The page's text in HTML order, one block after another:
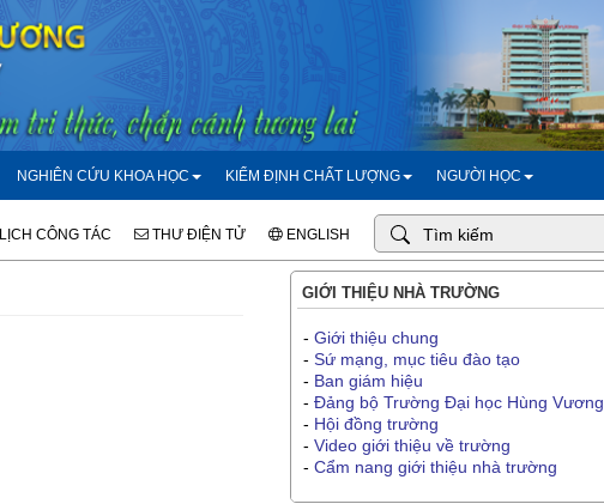
NGHIÊN CỨU KHOA HỌC KIỂM ĐỊNH CHẤT LƯỢNG NGƯỜI HỌC
LỊCH CÔNG TÁC THƯ ĐIỆN TỬ ENGLISH
GIỚI THIỆU NHÀ TRƯỜNG
- Giới thiệu chung
- Sứ mạng, mục tiêu đào tạo
- Ban giám hiệu
- Đảng bộ Trường Đại học Hùng Vương
- Hội đồng trường
- Video giới thiệu về trường
- Cẩm nang giới thiệu nhà trường